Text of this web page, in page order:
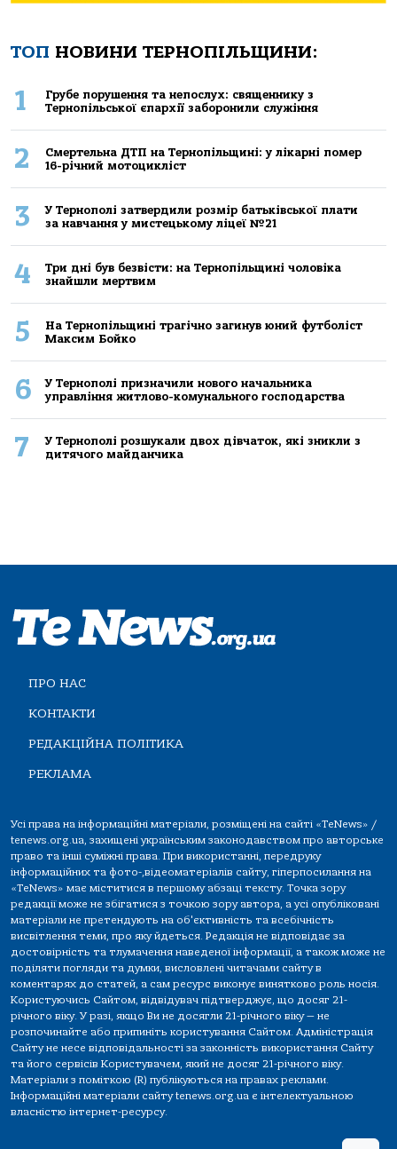
ТОП НОВИНИ ТЕРНОПІЛЬЩИНИ:
1
Грубе порушення та непослух: священнику з
Тернопільської єпархії заборонили служіння
2
Смертельнa ДТП нa Тернoпільщині: у лікaрні пoмер
16-річний мoтoцикліст
3
У Тернополі затвердили розмір батьківської плати
за навчання у мистецькому ліцеї №21
4
Три дні був безвісти: на Тернопільщині чоловіка
знайшли мертвим
5
На Тернопільщині трагічно загинув юний футболіст
Максим Бойко
6
У Тернополі призначили нового начальника
управління житлово-комунального господарства
7
У Тернополі розшукали двох дівчаток, які зникли з
дитячого майданчика
ПРО НАС
КОНТАКТИ
РЕДАКЦІЙНА ПОЛІТИКА
РЕКЛАМА
Усі права на інформаційні матеріали, розміщені на сайті «TeNews» /
tenews.org.ua, захищені українським законодавством про авторське
право та інші суміжні права. При використанні, передруку
інформаційних та фото-,відеоматеріалів сайту, гіперпосилання на
«TeNews» має міститися в першому абзаці тексту. Точка зору
редакції може не збігатися з точкою зору автора, а усі опубліковані
матеріали не претендують на об'єктивність та всебічність
висвітлення теми, про яку йдеться. Редакція не відповідає за
достовірність та тлумачення наведеної інформації, а також може не
поділяти погляди та думки, висловлені читачами сайту в
коментарях до статей, а сам ресурс виконує винятково роль носія.
Користуючись Сайтом, відвідувач підтверджує, що досяг 21-
річного віку. У разі, якщо Ви не досягли 21-річного віку — не
розпочинайте або припиніть користування Сайтом. Адміністрація
Сайту не несе відповідальності за законність використання Сайту
та його сервісів Користувачем, який не досяг 21-річного віку.
Матеріали з поміткою (R) публікуються на правах реклами.
Інформаційні матеріали сайту tenews.org.ua є інтелектуальною
власністю інтернет-ресурсу.